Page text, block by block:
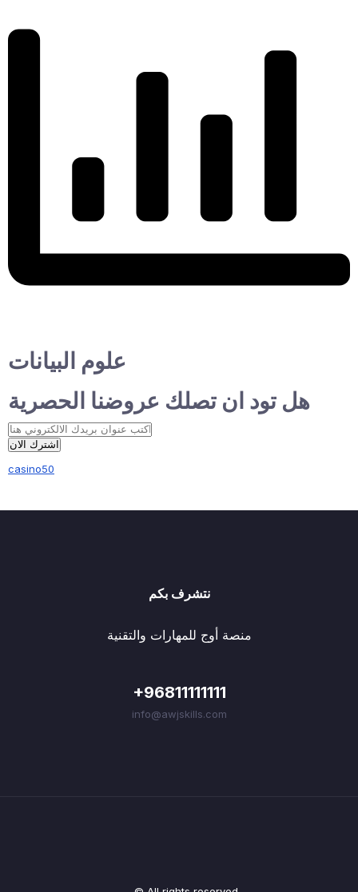
علوم البيانات
هل تود ان تصلك عروضنا الحصرية
اشترك الان
casino50
نتشرف بكم
منصة أوج للمهارات والتقنية
+96811111111
info@awjskills.com